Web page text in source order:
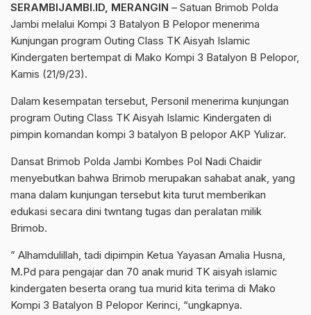
SERAMBIJAMBI.ID, MERANGIN – Satuan Brimob Polda
Jambi melalui Kompi 3 Batalyon B Pelopor menerima
Kunjungan program Outing Class TK Aisyah Islamic
Kindergaten bertempat di Mako Kompi 3 Batalyon B Pelopor,
Kamis (21/9/23).
Dalam kesempatan tersebut, Personil menerima kunjungan
program Outing Class TK Aisyah Islamic Kindergaten di
pimpin komandan kompi 3 batalyon B pelopor AKP Yulizar.
Dansat Brimob Polda Jambi Kombes Pol Nadi Chaidir
menyebutkan bahwa Brimob merupakan sahabat anak, yang
mana dalam kunjungan tersebut kita turut memberikan
edukasi secara dini twntang tugas dan peralatan milik
Brimob.
” Alhamdulillah, tadi dipimpin Ketua Yayasan Amalia Husna,
M.Pd para pengajar dan 70 anak murid TK aisyah islamic
kindergaten beserta orang tua murid kita terima di Mako
Kompi 3 Batalyon B Pelopor Kerinci, “ungkapnya.